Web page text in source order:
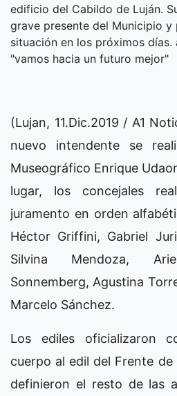
edificio del Cabildo de Luján.
grave presente del Municipio
situación en los próximos días.
"vamos hacia un futuro mejor"
(Lujan, 11.Dic.2019 / A1
nuevo intendente se
Museográfico Enrique
lugar, los concejales
juramento en orden
Héctor Griffini, Gabriel
Silvina Mendoza,
Sonnemberg, Agustina
Marcelo Sánchez.
Los ediles oficializaron
cuerpo al edil del Frente
definieron el resto de las